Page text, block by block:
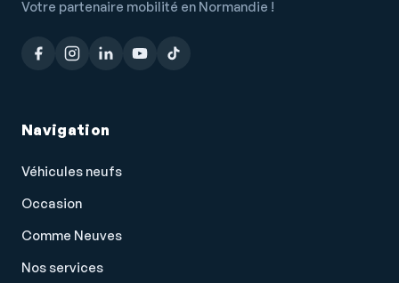
Votre partenaire mobilité en Normandie !
Navigation
Véhicules neufs
Occasion
Comme Neuves
Nos services